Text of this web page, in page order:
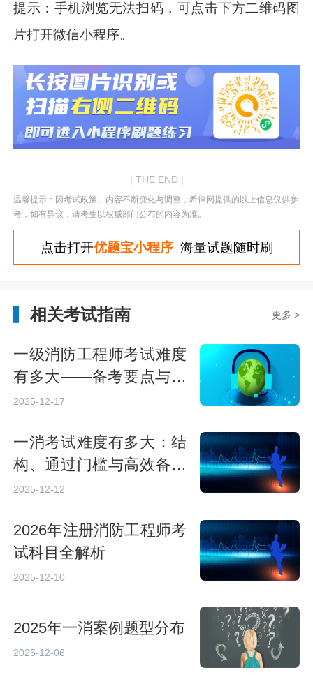
提示：手机浏览无法扫码，可点击下方二维码图
片打开微信小程序。
| THE END |
温馨提示：因考试政策、内容不断变化与调整，希律网提供的以上信息仅供参
考，如有异议，请考生以权威部门公布的内容为准。
点击打开优题宝小程序海量试题随时刷
相关考试指南 更多 >
一级消防工程师考试难度
有多大——备考要点与挑
战
2025-12-17
一消考试难度有多大：结
构、通过门槛与高效备考
策略
2025-12-12
2026年注册消防工程师考
试科目全解析
2025-12-10
2025年一消案例题型分布
2025-12-06